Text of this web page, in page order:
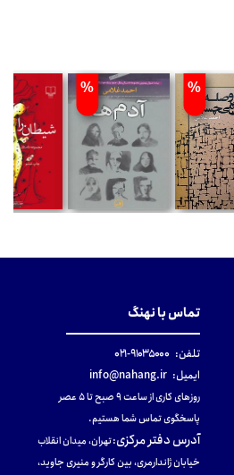
%
%
تماس با نهنگ
تلفن: ۹۱۰۳۵۰۰۰-۰۲۱
ایمیل: info@nahang.ir
روزهای کاری از ساعت ۹ صبح تا ۵ عصر
پاسخگوی تماس شما هستیم.
آدرس دفتر مرکزی:تهران، میدان انقلاب
خیابان ژاندارمری، بین کارگر و منیری جاوید،